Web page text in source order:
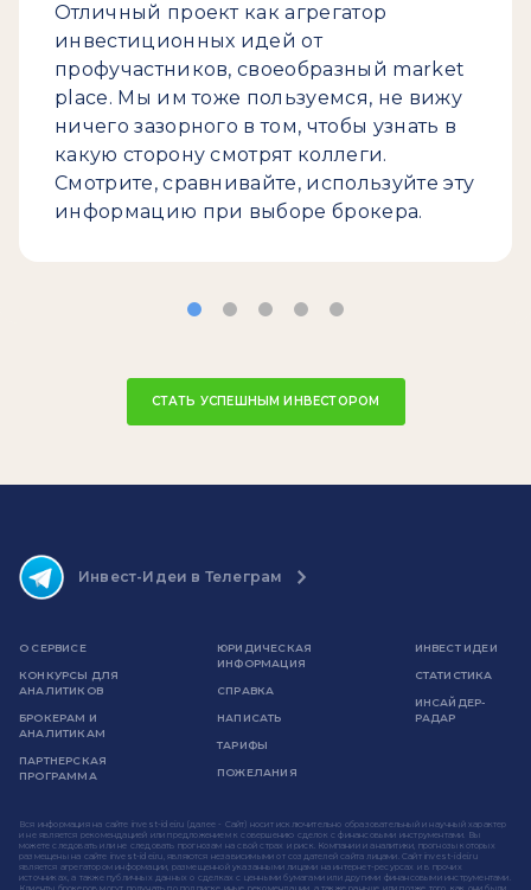
Отличный проект как агрегатор
инвестиционных идей от
профучастников, своеобразный market
place. Мы им тоже пользуемся, не вижу
ничего зазорного в том, чтобы узнать в
какую сторону смотрят коллеги.
Смотрите, сравнивайте, используйте эту
информацию при выборе брокера.
СТАТЬ УСПЕШНЫМ ИНВЕСТОРОМ
Инвест-Идеи в Телеграм
О СЕРВИСЕ
КОНКУРСЫ ДЛЯ
АНАЛИТИКОВ
БРОКЕРАМ И
АНАЛИТИКАМ
ПАРТНЕРСКАЯ
ПРОГРАММА
ЮРИДИЧЕСКАЯ
ИНФОРМАЦИЯ
СПРАВКА
НАПИСАТЬ
ТАРИФЫ
ПОЖЕЛАНИЯ
ИНВЕСТ ИДЕИ
СТАТИСТИКА
ИНСАЙДЕР-
РАДАР
Вся информация на сайте invest-idei.ru (далее - Сайт) носит исключительно образовательный и научный характер
и не является рекомендацией или предложением к совершению сделок с финансовыми инструментами. Вы
можете следовать или не следовать прогнозам на свой страх и риск. Компании и аналитики, прогнозы которых
размещены на сайте invest-idei.ru, являются независимыми от создателей сайта лицами. Сайт invest-idei.ru
является агрегатором информации, размещенной указанными лицами на интернет-ресурсах и в прочих
источниках, а также публичных данных о сделках с ценными бумагами или другими финансовыми инструментами.